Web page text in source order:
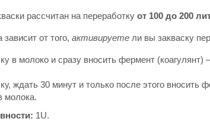
рассчитан на переработку от 100 до 200
от того, активируетели вы закваску
в молоко и сразу вносить фермент (коагулянт)
ждать 30 минут и только после этого вносить
молока.
1U.